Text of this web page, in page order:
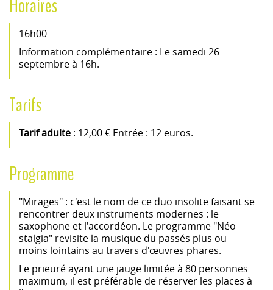
Horaires
16h00
Information complémentaire : Le samedi 26
septembre à 16h.
Tarifs
Tarif adulte : 12,00 € Entrée : 12 euros.
Programme
"Mirages" : c'est le nom de ce duo insolite faisant se
rencontrer deux instruments modernes : le
saxophone et l'accordéon. Le programme "Néo-
stalgia" revisite la musique du passés plus ou
moins lointains au travers d'œuvres phares.
Le prieuré ayant une jauge limitée à 80 personnes
maximum, il est préférable de réserver les places à